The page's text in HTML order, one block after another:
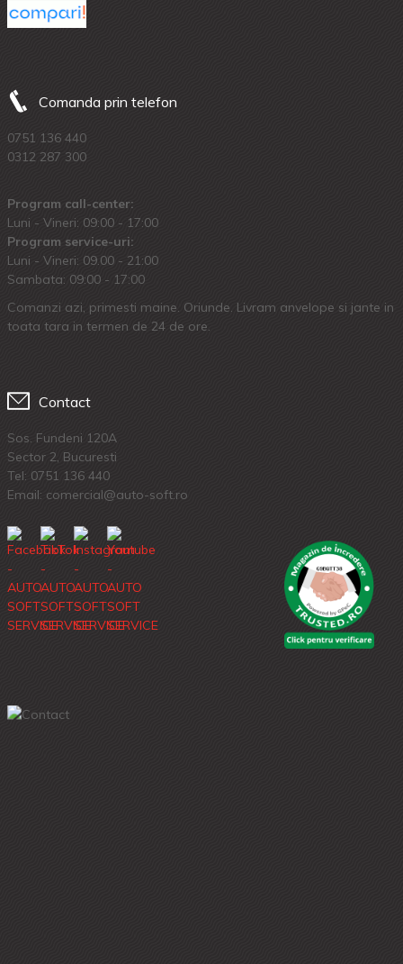
Comanda prin telefon
0751 136 440
0312 287 300
Program call-center:
Luni - Vineri: 09:00 - 17:00
Program service-uri:
Luni - Vineri: 09.00 - 21:00
Sambata: 09:00 - 17:00
Comanzi azi, primesti maine. Oriunde. Livram anvelope si jante in
toata tara in termen de 24 de ore.
Contact
Sos. Fundeni 120A
Sector 2, Bucuresti
Tel: 0751 136 440
Email: comercial@auto-soft.ro